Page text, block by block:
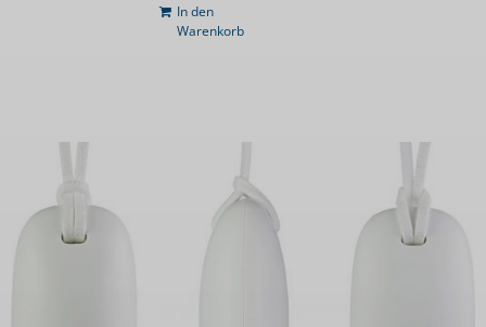
In den
Warenkorb